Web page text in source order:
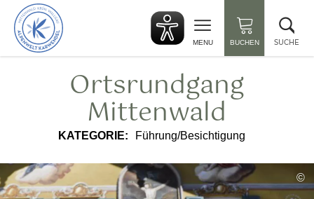
zurück
zur
Startseite
MENU BUCHEN SUCHE
Ortsrundgang
Mittenwald
KATEGORIE: Führung/Besichtigung
©